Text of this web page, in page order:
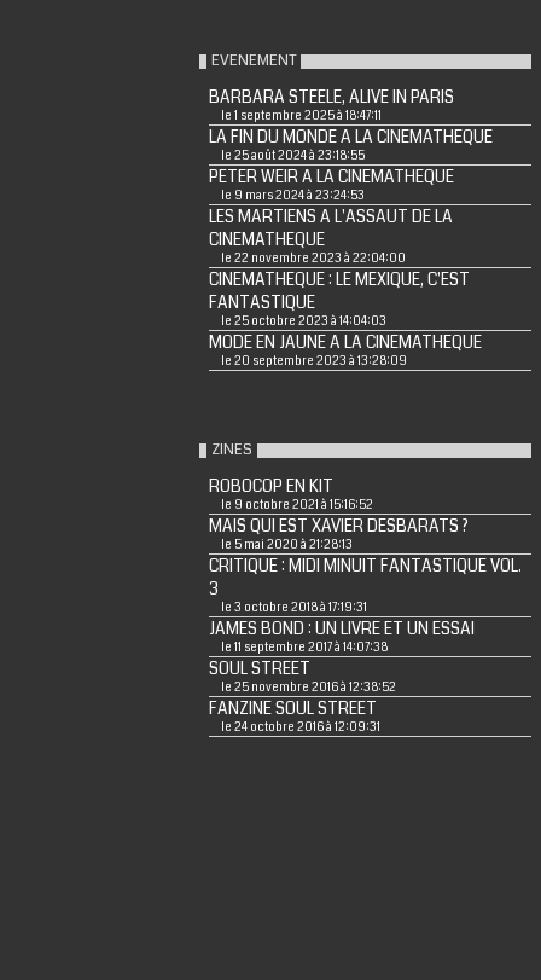
EVENEMENT
BARBARA STEELE, ALIVE IN PARIS
le 1 septembre 2025 à 18:47:11
LA FIN DU MONDE A LA CINEMATHEQUE
le 25 août 2024 à 23:18:55
PETER WEIR A LA CINEMATHEQUE
le 9 mars 2024 à 23:24:53
LES MARTIENS A L'ASSAUT DE LA
CINEMATHEQUE
le 22 novembre 2023 à 22:04:00
CINEMATHEQUE : LE MEXIQUE, C'EST
FANTASTIQUE
le 25 octobre 2023 à 14:04:03
MODE EN JAUNE A LA CINEMATHEQUE
le 20 septembre 2023 à 13:28:09
ZINES
ROBOCOP EN KIT
le 9 octobre 2021 à 15:16:52
MAIS QUI EST XAVIER DESBARATS ?
le 5 mai 2020 à 21:28:13
CRITIQUE : MIDI MINUIT FANTASTIQUE VOL.
3
le 3 octobre 2018 à 17:19:31
JAMES BOND : UN LIVRE ET UN ESSAI
le 11 septembre 2017 à 14:07:38
SOUL STREET
le 25 novembre 2016 à 12:38:52
FANZINE SOUL STREET
le 24 octobre 2016 à 12:09:31